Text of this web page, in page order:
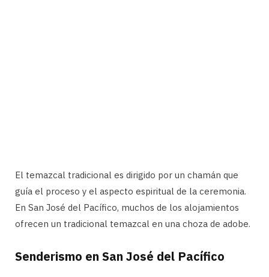
El temazcal tradicional es dirigido por un chamán que
guía el proceso y el aspecto espiritual de la ceremonia.
En San José del Pacífico, muchos de los alojamientos
ofrecen un tradicional temazcal en una choza de adobe.
Senderismo en San José del Pacífico